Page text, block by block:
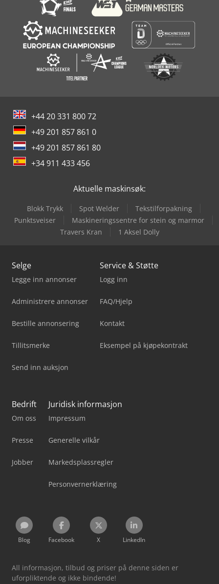
+44 20 331 800 72
+49 201 857 861 0
+49 201 857 861 80
+34 911 433 456
Aktuelle maskinsøk:
Blokk Trykk Spot Welder
Tekstilforpakning
Punktsveiser
Maskineringssentre for stein og marmor
Travers Kran
1 Aksel Dolly
Selge
Legge inn annonser
Administrere annonser
Bestille annonsering
Tillitsmerke
Send inn auksjon
Service & Støtte
Logg inn
FAQ/Hjelp
Kontakt
Eksempel på kjøpekontrakt
Bedrift
Om oss
Presse
Jobber
Juridisk informasjon
Impressum
Generelle vilkår
Markedsplassregler
Personvernerklæring
Blog Facebook X LinkedIn
All informasjon, tilbud og priser på denne siden er
uforpliktende og ikke bindende!